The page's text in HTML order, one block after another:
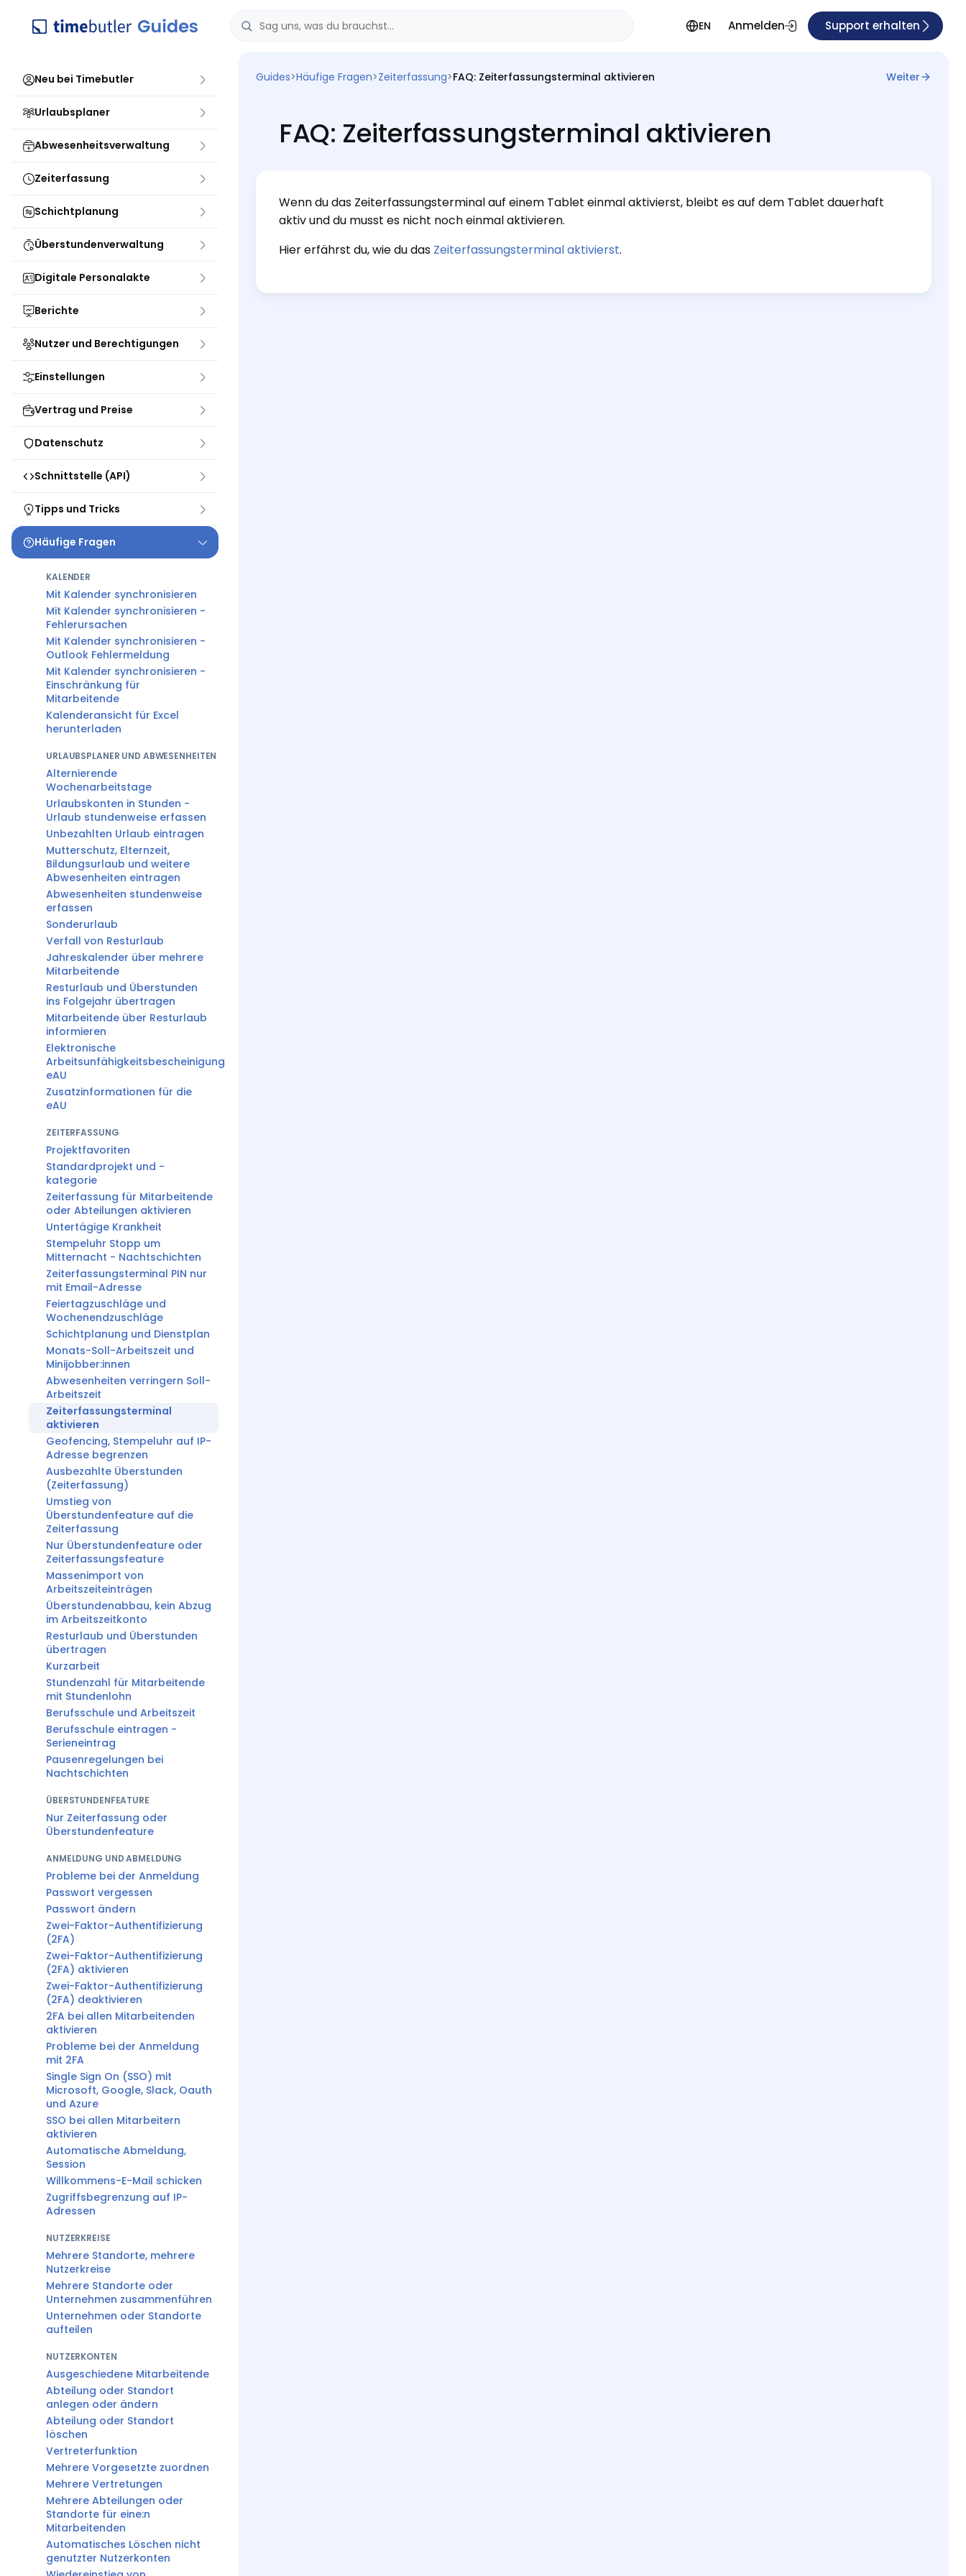
EN Anmelden Support erhalten
Neu bei Timebutler
Urlaubsplaner
Abwesenheitsverwaltung
Zeiterfassung
Schichtplanung
Überstundenverwaltung
Digitale Personalakte
Berichte
Nutzer und Berechtigungen
Einstellungen
Vertrag und Preise
Datenschutz
Schnittstelle (API)
Tipps und Tricks
Häufige Fragen
KALENDER
Mit Kalender synchronisieren
Mit Kalender synchronisieren -
Fehlerursachen
Mit Kalender synchronisieren -
Outlook Fehlermeldung
Mit Kalender synchronisieren -
Einschränkung für
Mitarbeitende
Kalenderansicht für Excel
herunterladen
URLAUBSPLANER UND ABWESENHEITEN
Alternierende
Wochenarbeitstage
Urlaubskonten in Stunden -
Urlaub stundenweise erfassen
Unbezahlten Urlaub eintragen
Mutterschutz, Elternzeit,
Bildungsurlaub und weitere
Abwesenheiten eintragen
Abwesenheiten stundenweise
erfassen
Sonderurlaub
Verfall von Resturlaub
Jahreskalender über mehrere
Mitarbeitende
Resturlaub und Überstunden
ins Folgejahr übertragen
Mitarbeitende über Resturlaub
informieren
Elektronische
Arbeitsunfähigkeitsbescheinigung
eAU
Zusatzinformationen für die
eAU
ZEITERFASSUNG
Projektfavoriten
Standardprojekt und -
kategorie
Zeiterfassung für Mitarbeitende
oder Abteilungen aktivieren
Untertägige Krankheit
Stempeluhr Stopp um
Mitternacht - Nachtschichten
Zeiterfassungsterminal PIN nur
mit Email-Adresse
Feiertagzuschläge und
Wochenendzuschläge
Schichtplanung und Dienstplan
Monats-Soll-Arbeitszeit und
Minijobber:innen
Abwesenheiten verringern Soll-
Arbeitszeit
Zeiterfassungsterminal
aktivieren
Geofencing, Stempeluhr auf IP-
Adresse begrenzen
Ausbezahlte Überstunden
(Zeiterfassung)
Umstieg von
Überstundenfeature auf die
Zeiterfassung
Nur Überstundenfeature oder
Zeiterfassungsfeature
Massenimport von
Arbeitszeiteinträgen
Überstundenabbau, kein Abzug
im Arbeitszeitkonto
Resturlaub und Überstunden
übertragen
Kurzarbeit
Stundenzahl für Mitarbeitende
mit Stundenlohn
Berufsschule und Arbeitszeit
Berufsschule eintragen -
Serieneintrag
Pausenregelungen bei
Nachtschichten
ÜBERSTUNDENFEATURE
Nur Zeiterfassung oder
Überstundenfeature
ANMELDUNG UND ABMELDUNG
Probleme bei der Anmeldung
Passwort vergessen
Passwort ändern
Zwei-Faktor-Authentifizierung
(2FA)
Zwei-Faktor-Authentifizierung
(2FA) aktivieren
Zwei-Faktor-Authentifizierung
(2FA) deaktivieren
2FA bei allen Mitarbeitenden
aktivieren
Probleme bei der Anmeldung
mit 2FA
Single Sign On (SSO) mit
Microsoft, Google, Slack, Oauth
und Azure
SSO bei allen Mitarbeitern
aktivieren
Automatische Abmeldung,
Session
Willkommens-E-Mail schicken
Zugriffsbegrenzung auf IP-
Adressen
NUTZERKREISE
Mehrere Standorte, mehrere
Nutzerkreise
Mehrere Standorte oder
Unternehmen zusammenführen
Unternehmen oder Standorte
aufteilen
NUTZERKONTEN
Ausgeschiedene Mitarbeitende
Abteilung oder Standort
anlegen oder ändern
Abteilung oder Standort
löschen
Vertreterfunktion
Mehrere Vorgesetzte zuordnen
Mehrere Vertretungen
Mehrere Abteilungen oder
Standorte für eine:n
Mitarbeitenden
Automatisches Löschen nicht
genutzter Nutzerkonten
Guides>Häufige Fragen>Zeiterfassung>FAQ: Zeiterfassungsterminal aktivieren Weiter
FAQ: Zeiterfassungsterminal aktivieren
Wenn du das Zeiterfassungsterminal auf einem Tablet einmal aktivierst, bleibt es auf dem Tablet dauerhaft
aktiv und du musst es nicht noch einmal aktivieren.
Hier erfährst du, wie du das Zeiterfassungsterminal aktivierst.